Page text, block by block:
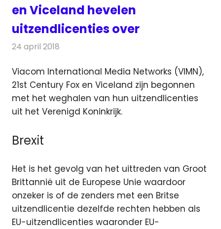
en Viceland hevelen
uitzendlicenties over
24 april 2018
Viacom International Media Networks (VIMN),
21st Century Fox en Viceland zijn begonnen
met het weghalen van hun uitzendlicenties
uit het Verenigd Koninkrijk.
Brexit
Het is het gevolg van het uittreden van Groot
Brittannië uit de Europese Unie waardoor
onzeker is of de zenders met een Britse
uitzendlicentie dezelfde rechten hebben als
EU-uitzendlicenties waaronder EU-